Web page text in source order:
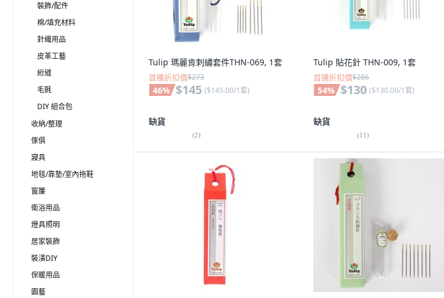
裝飾/配件
棉/填充材料
針織用品
皮革工藝
絎縫
毛氈
DIY 組合包
收納/整理
傢俱
寢具
地毯/靠墊/室內拖鞋
窗簾
衛浴用品
燈具照明
居家裝飾
裝潢DIY
保暖用品
園藝
Tulip 瑪麗肯刺繡套件THN-069, 1套
首購折扣價$273
46% $145 ($145.00/1套)
缺貨
(2)
Tulip 貼花針 THN-009, 1套
首購折扣價$286
54% $130 ($130.00/1套)
缺貨
(11)